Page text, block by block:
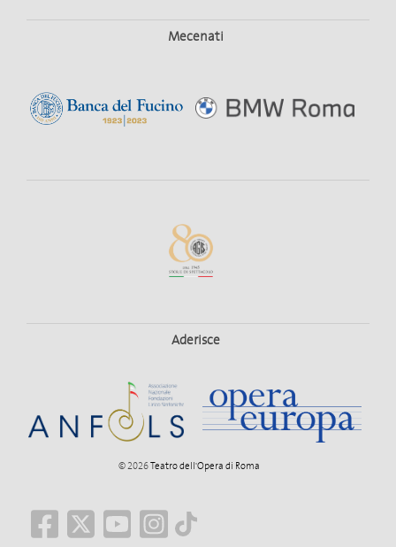
Mecenati
Aderisce
© 2026Teatro dell'Opera di Roma